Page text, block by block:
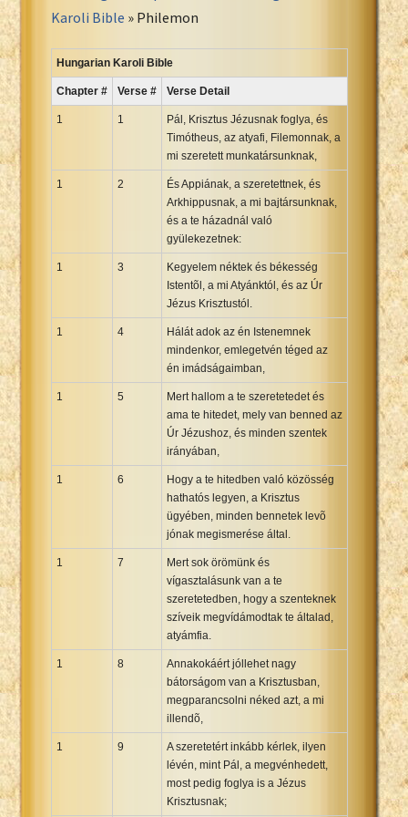
Russian Synodal 1876 Bible
Russian Synodal Bible Win-1251
Spanish RV 1909 Bible
Spanish Sag. Escrituras 1569
Swahili New Testament
Tagalog 1905
Tagalog John and James
Ukrainian 1871 NT
Vietnamese 1934 Bible
Karoli Bible » Philemon
Hungarian Karoli Bible
Chapter # Verse # Verse Detail
1 1
Pál, Krisztus Jézusnak foglya, és
Timótheus, az atyafi, Filemonnak, a
mi szeretett munkatársunknak,
1 2
És Appiának, a szeretettnek, és
Arkhippusnak, a mi bajtársunknak,
és a te házadnál való
gyülekezetnek:
1 3
Kegyelem néktek és békesség
Istentõl, a mi Atyánktól, és az Úr
Jézus Krisztustól.
1 4
Hálát adok az én Istenemnek
mindenkor, emlegetvén téged az
én imádságaimban,
1 5
Mert hallom a te szeretetedet és
ama te hitedet, mely van benned az
Úr Jézushoz, és minden szentek
irányában,
1 6
Hogy a te hitedben való közösség
hathatós legyen, a Krisztus
ügyében, minden bennetek levõ
jónak megismerése által.
1 7
Mert sok örömünk és
vígasztalásunk van a te
szeretetedben, hogy a szenteknek
szíveik megvídámodtak te általad,
atyámfia.
1 8
Annakokáért jóllehet nagy
bátorságom van a Krisztusban,
megparancsolni néked azt, a mi
illendõ,
1 9
A szeretetért inkább kérlek, ilyen
lévén, mint Pál, a megvénhedett,
most pedig foglya is a Jézus
Krisztusnak;